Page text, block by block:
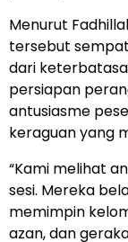
Menurut
tersebut
dari
persiapan
antusiasme
keraguan yang
“Kami melihat
sesi. Mereka
memimpin
azan, dan